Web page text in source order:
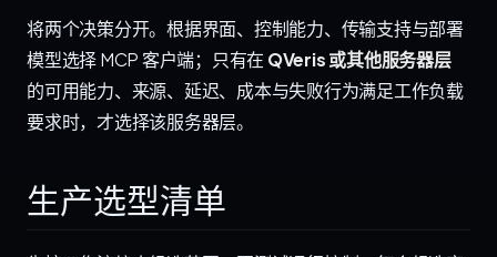
将两个决策分开。根据界面、控制能力、传输支持与部署
模型选择 MCP 客户端；只有在 QVeris 或其他服务器层
的可用能力、来源、延迟、成本与失败行为满足工作负载
要求时，才选择该服务器层。
生产选型清单